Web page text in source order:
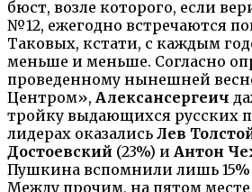
бюст, возле которого, если
№12, ежегодно встречаются
Таковых, кстати, с каждым
меньше и меньше. Согласно
проведенному нынешней
Центром», Алексансергеич
тройку выдающихся русских
лидерах оказались Лев
Достоевский (23%) и Антон
Пушкина вспомнили лишь 15%
Между прочим, на пятом